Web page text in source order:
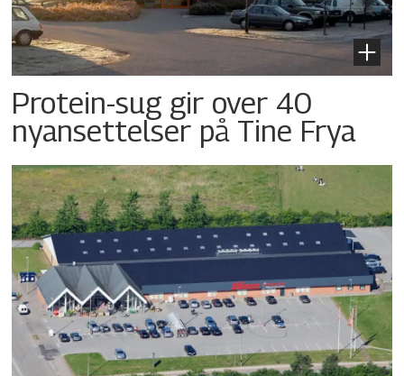
Protein-sug gir over 40
nyansettelser på Tine Frya